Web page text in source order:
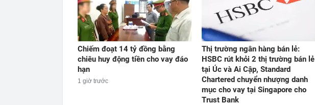
Chiếm đoạt 14 tỷ đồng bằng
chiêu huy động tiền cho vay đáo
hạn
1 giờ trước
Thị trường ngân hàng bán lẻ:
HSBC rút khỏi 2 thị trường bán lẻ
tại Úc và Ai Cập, Standard
Chartered chuyển nhượng danh
mục cho vay tại Singapore cho
Trust Bank